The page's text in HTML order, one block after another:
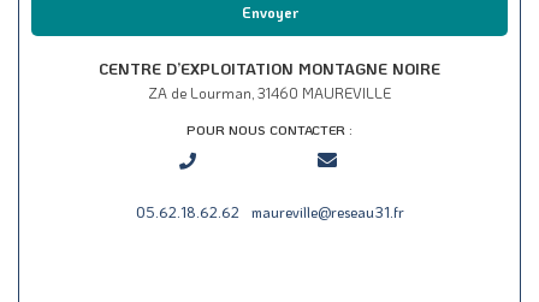
Envoyer
CENTRE D’EXPLOITATION MONTAGNE NOIRE
ZA de Lourman, 31460 MAUREVILLE
POUR NOUS CONTACTER :
05.62.18.62.62 maureville@reseau31.fr